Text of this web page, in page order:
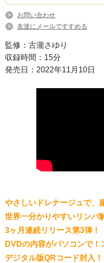
お問い合わせ
友達にメールですすめる
監修：古瀧さゆり
収録時間：15分
発売日：2022年11月10日
やさしいドレナージュで、
世界一分かりやすいリンパ
3ヶ月連続リリース第3弾！
DVDの内容がパソコンで！
デジタル版QRコード封入！